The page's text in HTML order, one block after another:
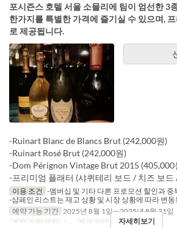
포시즌스 호텔 서울 소믈리에 팀이 엄선한 3
한가지를 특별한 가격에 즐기실 수 있으며,
로 제공됩니다.
-Ruinart Blanc de Blancs Brut (242,000원)
-Ruinart Rosé Brut (242,000원)
-Dom Pérignon Vintage Brut 2015 (405,000
-프리미엄 플래터 (샤퀴테리 보드 / 치즈 보드
이용 조건 -멤버십 및 기타 다른 프로모션 할인과 중
-샴페인 리스트는 재고 상황 및 시장 상황에 따라 변동
예약 가능 기간 2025년 8월 1일 ~ 2025년 8월 31일
주문 수량 제한
1 ~ 좌석 카테고리 Charles H.
자세히보기